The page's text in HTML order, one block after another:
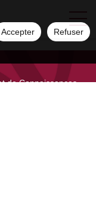
Accepter Refuser
de Connaissances